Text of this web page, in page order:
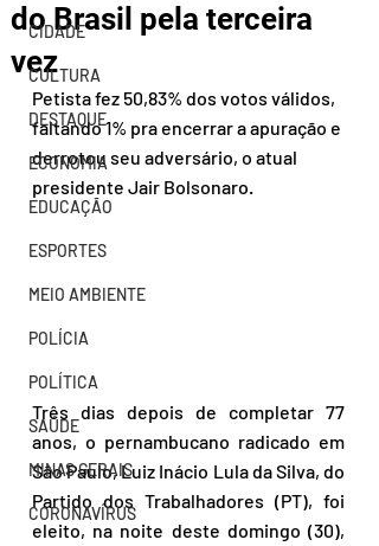
CIDADE
CULTURA
DESTAQUE
ECONOMIA
EDUCAÇÃO
ESPORTES
MEIO AMBIENTE
POLÍCIA
POLÍTICA
SAÚDE
MINAS GERAIS
CORONAVÍRUS
do Brasil pela terceira
vez
Petista fez 50,83% dos votos válidos,
faltando 1% pra encerrar a apuração e
derrotou seu adversário, o atual
presidente Jair Bolsonaro.
Três dias depois de completar 77
anos, o pernambucano radicado em
São Paulo, Luiz Inácio Lula da Silva, do
Partido dos Trabalhadores (PT), foi
eleito, na noite deste domingo (30),